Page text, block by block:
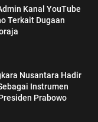
Kanal YouTube
Terkait Dugaan
Nusantara Hadir
Instrumen
Prabowo